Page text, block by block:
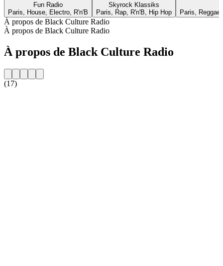
Fun Radio
Paris, House, Electro, R'n'B
Skyrock Klassiks
Paris, Rap, R'n'B, Hip Hop
Paris,
À propos de Black Culture Radio
À propos de Black Culture Radio
À propos de Black Culture Radio
(17)